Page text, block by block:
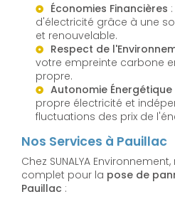
Économies Financières
d'électricité grâce à une
et renouvelable.
Respect de
votre empreinte carbone
propre.
Autonomie Énergétique
propre électricité et
fluctuations des prix de
Nos Services à Pauillac
Chez SUNALYA
complet pour la pose de
Pauillac :